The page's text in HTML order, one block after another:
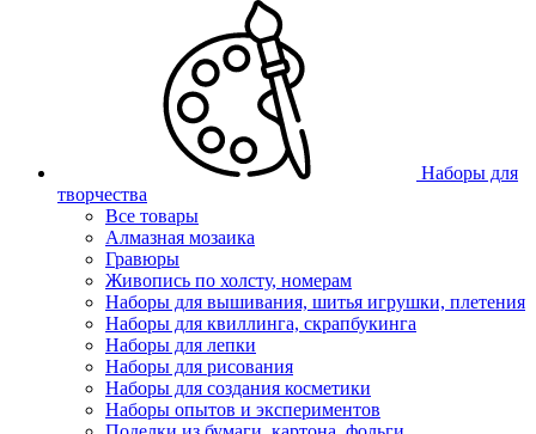
Наборы для
творчества
Все товары
Алмазная мозаика
Гравюры
Живопись по холсту, номерам
Наборы для вышивания, шитья игрушки, плетения
Наборы для квиллинга, скрапбукинга
Наборы для лепки
Наборы для рисования
Наборы для создания косметики
Наборы опытов и экспериментов